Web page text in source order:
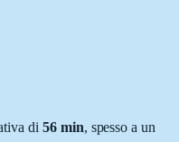
di 56 min, spesso a un